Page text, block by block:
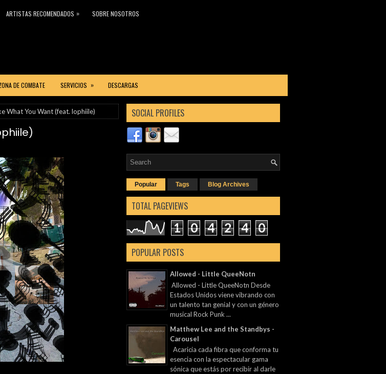
ARTISTAS RECOMENDADOS » SOBRE NOSOTROS
DE COMBATE SERVICIOS » DESCARGAS
What You Want (feat. lophiile) SOCIAL PROFILES
Popular Tags Blog Archives
TOTAL PAGEVIEWS
1 0 4 2 4 0
POPULAR POSTS
Allowed - Little QueeNotn
Allowed - Little QueeNotn Desde
Estados Unidos viene vibrando con
un talento tan genial y con un género
musical Rock Punk ...
Matthew Lee and the Standbys -
Carousel
Acaricia cada fibra que conforma tu
esencia con la espectacular gama
sónica que estás por recibir al darle